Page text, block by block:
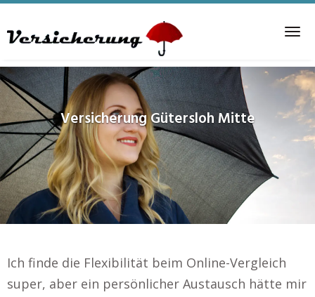
to
content
VersicherungGütersloh Mitte
Ich finde die Flexibilität beim Online-Vergleich
super, aber ein persönlicher Austausch hätte mir